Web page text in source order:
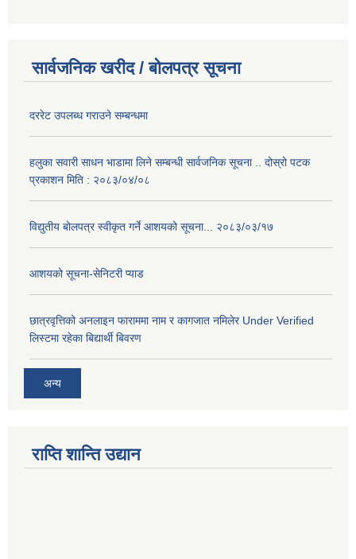
सार्वजनिक खरीद / बोलपत्र सूचना
दररेट उपलब्ध गराउने सम्बन्धमा
हलुका सवारी साधन भाडामा लिने सम्बन्धी सार्वजनिक सूचना .. दोस्रो पटक
प्रकाशन मिति : २०८३/०४/०८
विद्युतीय बोलपत्र स्वीकृत गर्ने आशयको सूचना... २०८३/०३/१७
आशयको सूचना-सेनिटरी प्याड
छात्रवृत्तिको अनलाइन फाराममा नाम र कागजात नमिलेर Under Verified
लिस्टमा रहेका बिद्यार्थी बिवरण
अन्य
राप्ति शान्ति उद्यान